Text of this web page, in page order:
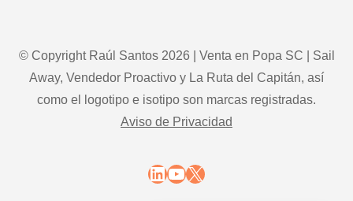
© Copyright Raúl Santos 2026 | Venta en Popa SC | Sail
Away, Vendedor Proactivo y La Ruta del Capitán, así
como el logotipo e isotipo son marcas registradas.
Aviso de Privacidad
LinkedIn
YouTube
X